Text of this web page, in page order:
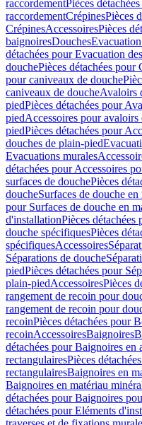
raccordementPièces
raccordementCrépinesPièces
CrépinesAccessoiresPièces
baignoiresDouches
détachées pour Evacuation
douchePièces détachées pour
pour caniveaux de douche
caniveaux de doucheAvaloirs
piedPièces détachées pour
piedAccessoires pour
piedPièces détachées pour
douches de plain-pied
Evacuations murales
détachées pour Accessoires
surfaces de douchePièces
doucheSurfaces de douche
pour Surfaces de douche en
d'installationPièces
douche spécifiquesPièces
spécifiquesAccessoires
Séparations de douche
piedPièces détachées pour
plain-piedAccessoiresPièces
rangement de recoin pour
rangement de recoin pour
recoinPièces détachées pour
recoinAccessoiresBaignoires
détachées pour Baignoires en
rectangulairesPièces
rectangulairesBaignoires en
Baignoires en matériau
détachées pour Baignoires
détachées pour Eléments